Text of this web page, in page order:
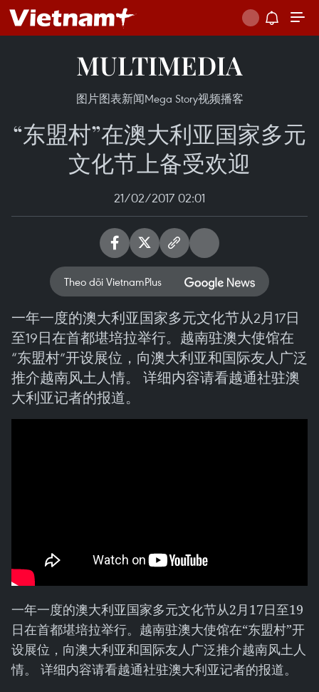
MULTIMEDIA
图片图表新闻Mega Story视频播客
“东盟村”在澳大利亚国家多元
文化节上备受欢迎
21/02/2017 02:01
Theo dõi VietnamPlus
一年一度的澳大利亚国家多元文化节从2月17日
至19日在首都堪培拉举行。越南驻澳大使馆在
“东盟村”开设展位，向澳大利亚和国际友人广泛
推介越南风土人情。 详细内容请看越通社驻澳
大利亚记者的报道。
一年一度的澳大利亚国家多元文化节从2月17日至19
日在首都堪培拉举行。越南驻澳大使馆在“东盟村”开
设展位，向澳大利亚和国际友人广泛推介越南风土人
情。 详细内容请看越通社驻澳大利亚记者的报道。